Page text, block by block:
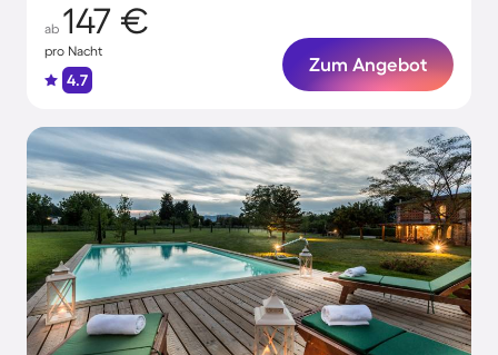
ab 147 €
pro Nacht
4.7
Zum Angebot